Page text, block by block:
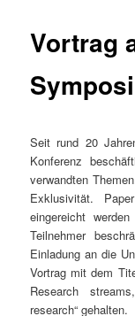
Vortrag
Seit rund 20
Konferenz
verwandten
Exklusivität.
eingereicht
Teilnehmer
Einladung an die
Vortrag mit dem
Research
research“ gehalten.